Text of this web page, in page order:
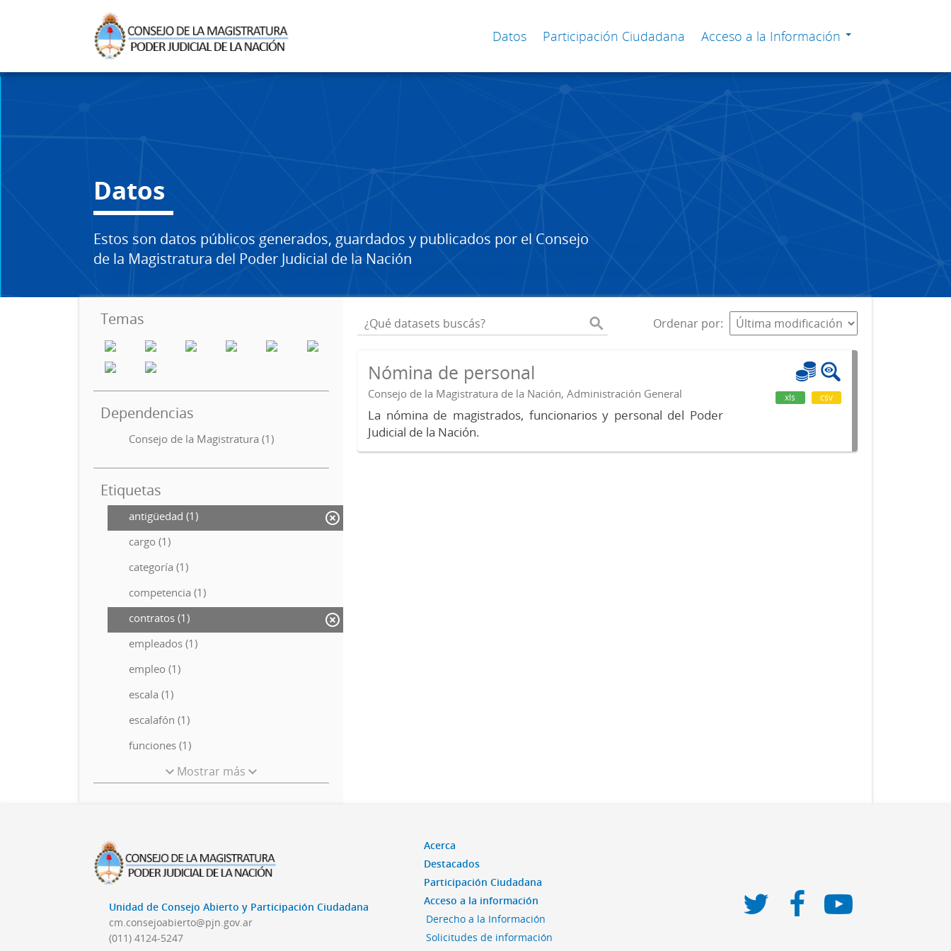
Datos Participación Ciudadana Acceso a la Información
Datos
Estos son datos públicos generados, guardados y publicados por el Consejo
de la Magistratura del Poder Judicial de la Nación
Temas
Dependencias
Consejo de la Magistratura (1)
Etiquetas
antigüedad (1)
cargo (1)
categoría (1)
competencia (1)
contratos (1)
empleados (1)
empleo (1)
escala (1)
escalafón (1)
funciones (1)
Mostrar más
Ordenar por
Nómina de personal
Consejo de la Magistratura de la Nación, Administración General
La nómina de magistrados, funcionarios y personal del Poder
Judicial de la Nación.
xls csv
Unidad de Consejo Abierto y Participación Ciudadana
cm.consejoabierto@pjn.gov.ar
(011) 4124-5247
Acerca
Destacados
Participación Ciudadana
Acceso a la información
Derecho a la Información
Solicitudes de información